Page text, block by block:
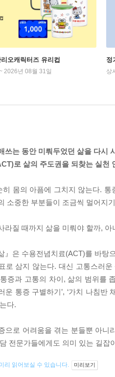
오캐릭터즈 유리컵
2026년 08월 31일
정
상
쓰는 동안 미뤄두었던 삶을 다시
로 삶의 주도권을 되찾는 실천
히 몸의 아픔에 그치지 않는다.
소중한 부분들이 조금씩 멀어지
라질 때까지 삶을 미뤄야 할까,
』은 수용전념치료(ACT)를 바
로 삼지 않는다. 대신 고통스러
증과 고통의 차이, 삶의 범위를
운 통증 구별하기’, ‘가치 나침반
다.
으로 어려움을 겪는 분들뿐 아
전문가들에게도 의미 있는 길잡
리 읽어보실 수 있습니다. 미리보기